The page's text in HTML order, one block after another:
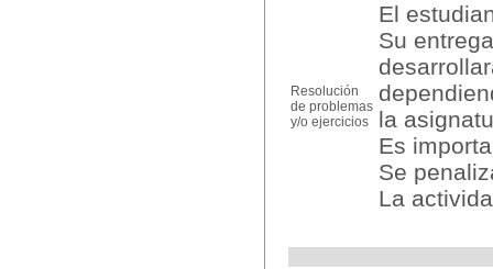
Resolución
de problemas
y/o ejercicios
El
Su
la
Es
Se
La